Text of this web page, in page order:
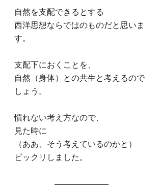
自然を支配できるとする
西洋思想ならではのものだと思いま
す。
支配下におくことを、
自然（身体）との共生と考えるので
しょう。
慣れない考え方なので、
見た時に
（ああ、そう考えているのかと）
ビックリしました。